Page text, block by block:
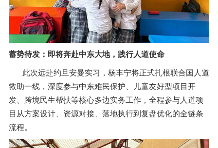
蓄势待发：即将奔赴中东大地，践行人道使命
此次远赴约旦安曼实习，杨丰宁将正式扎根联合国人道
救助一线，深度参与中东难民保护、儿童友好型项目开
发、跨境民生帮扶等核心多边实务工作，全程参与人道项
目从方案设计、资源对接、落地执行到复盘优化的全链条
流程。